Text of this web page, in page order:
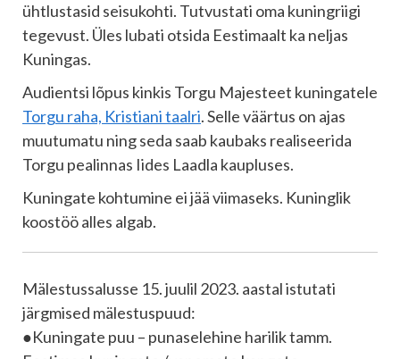
ühtlustasid seisukohti. Tutvustati oma kuningriigi
tegevust. Üles lubati otsida Eestimaalt ka neljas
Kuningas.
Audientsi lõpus kinkis Torgu Majesteet kuningatele
Torgu raha, Kristiani taalri. Selle väärtus on ajas
muutumatu ning seda saab kaubaks realiseerida
Torgu pealinnas Iides Laadla kaupluses.
Kuningate kohtumine ei jää viimaseks. Kuninglik
koostöö alles algab.
Mälestussalusse 15. juulil 2023. aastal istutati
järgmised mälestuspuud:
●Kuningate puu – punaselehine harilik tamm.